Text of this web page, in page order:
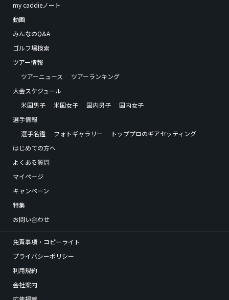
my caddieノート
動画
みんなのQ&A
ゴルフ場検索
ツアー情報
ツアーニュース
ツアーランキング
大会スケジュール
米国男子
米国女子 国内男子
国内女子
選手情報
選手名鑑
フォトギャラリー
トッププロのギアセッティング
はじめての方へ
よくある質問
マイページ
キャンペーン
特集
お問い合わせ
免責事項・コピーライト
プライバシーポリシー
利用規約
会社案内